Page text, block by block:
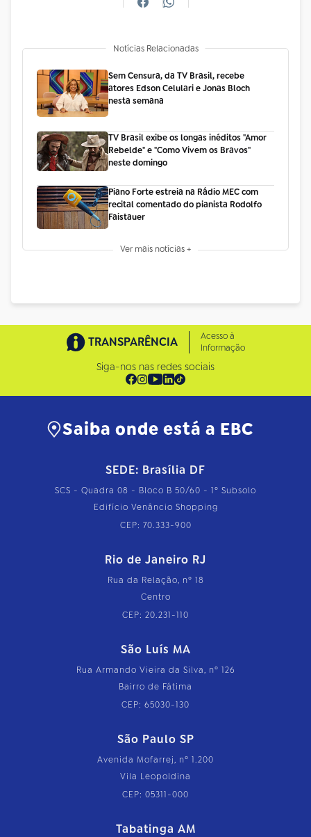
Notícias Relacionadas
Sem Censura, da TV Brasil, recebe
atores Edson Celulari e Jonas Bloch
nesta semana
TV Brasil exibe os longas inéditos "Amor
Rebelde" e "Como Vivem os Bravos"
neste domingo
Piano Forte estreia na Rádio MEC com
recital comentado do pianista Rodolfo
Faistauer
Ver mais notícias +
TRANSPARÊNCIA
Acesso à
Informação
Siga-nos nas redes sociais
Saiba onde está a EBC
SEDE: Brasília DF
SCS - Quadra 08 - Bloco B 50/60 - 1º Subsolo
Edifício Venâncio Shopping
CEP: 70.333-900
Rio de Janeiro RJ
Rua da Relação, nº 18
Centro
CEP: 20.231-110
São Luís MA
Rua Armando Vieira da Silva, nº 126
Bairro de Fátima
CEP: 65030-130
São Paulo SP
Avenida Mofarrej, nº 1.200
Vila Leopoldina
CEP: 05311-000
Tabatinga AM